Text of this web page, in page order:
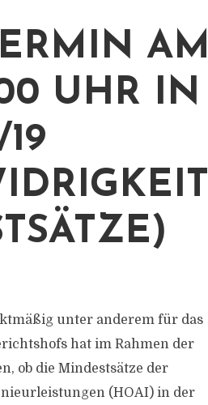
AM
UHR IN
unter anderem für das
hat im Rahmen der
ob die Mindestsätze der
(HOAI) in der